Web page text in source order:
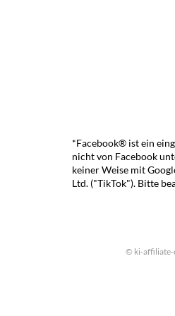
*Facebook® ist ein
nicht von Facebook
keiner Weise mit
Ltd. ("TikTok"). Bitte
© ki-affiliate-